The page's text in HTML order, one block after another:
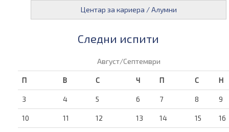
Центар за кариера / Алумни
Следни испити
Август/Септември
П В С Ч П С Н
3 4 5 6 7 8 9
10 11 12 13 14 15 16